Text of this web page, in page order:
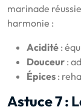
marinade
harmonie :
Acidité :
Douceur :
Épices :
Astuce 7 :